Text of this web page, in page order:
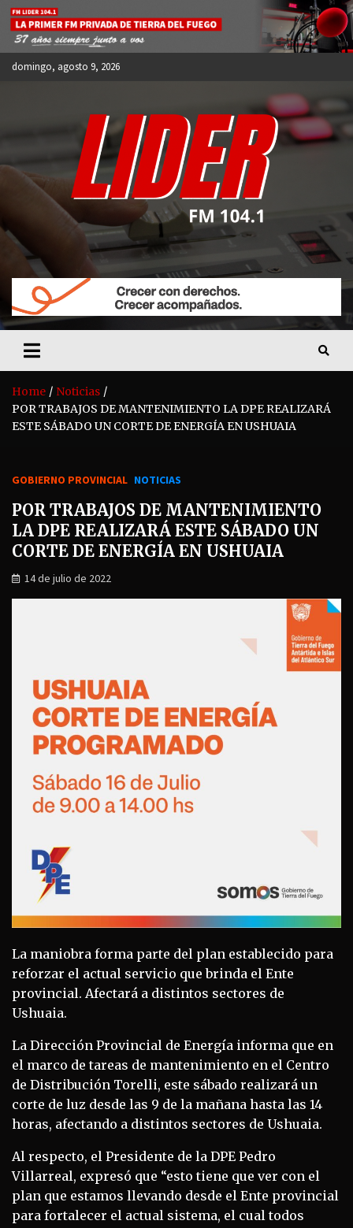
Skip
content
domingo, agosto 9, 2026
FM LIDER 104.1
Home
Noticias
POR TRABAJOS DE MANTENIMIENTO LA DPE REALIZARÁ
ESTE SÁBADO UN CORTE DE ENERGÍA EN USHUAIA
GOBIERNO PROVINCIAL NOTICIAS
POR TRABAJOS DE MANTENIMIENTO
LA DPE REALIZARÁ ESTE SÁBADO UN
CORTE DE ENERGÍA EN USHUAIA
14 de julio de 2022
La maniobra forma parte del plan establecido para
reforzar el actual servicio que brinda el Ente
provincial. Afectará a distintos sectores de
Ushuaia.
La Dirección Provincial de Energía informa que en
el marco de tareas de mantenimiento en el Centro
de Distribución Torelli, este sábado realizará un
corte de luz desde las 9 de la mañana hasta las 14
horas, afectando a distintos sectores de Ushuaia.
Al respecto, el Presidente de la DPE Pedro
Villarreal, expresó que “esto tiene que ver con el
plan que estamos llevando desde el Ente provincial
para fortalecer el actual sistema, el cual todos